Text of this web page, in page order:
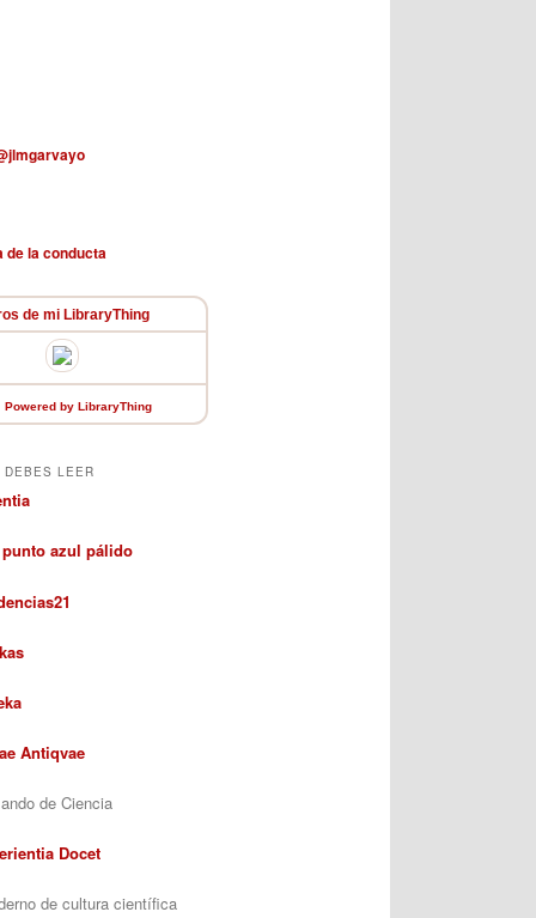
de mi LibraryThing
Powered by LibraryThing
LEER
azul pálido
Antiqvae
de Ciencia
Docet
de cultura científica